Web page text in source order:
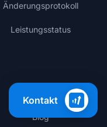
Änderungsprotokoll
Leistungsstatus
Blog
Kontakt